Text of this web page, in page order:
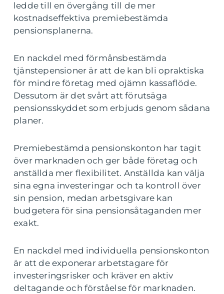
ledde till en övergång till de mer
kostnadseffektiva premiebestämda
pensionsplanerna.
En nackdel med förmånsbestämda
tjänstepensioner är att de kan bli opraktiska
för mindre företag med ojämn kassaflöde.
Dessutom är det svårt att förutsäga
pensionsskyddet som erbjuds genom sådana
planer.
Premiebestämda pensionskonton har tagit
över marknaden och ger både företag och
anställda mer flexibilitet. Anställda kan välja
sina egna investeringar och ta kontroll över
sin pension, medan arbetsgivare kan
budgetera för sina pensionsåtaganden mer
exakt.
En nackdel med individuella pensionskonton
är att de exponerar arbetstagare för
investeringsrisker och kräver en aktiv
deltagande och förståelse för marknaden.